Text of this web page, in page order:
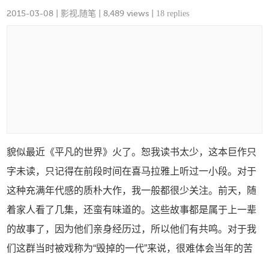
2015-03-08 影视,随笔 | 8,489 views | 18 replies
貌似最近《平凡的世界》火了。恕我读书太少，这本巨作只
字未读，只记得在前段时间在喜马拉雅上听过一小段。对于
这种充满年代感的质朴大作，我一般都很少关注。前天，随
着家人看了几集，还蛮有味道的。这些故事都是属于上一辈
的故事了，因为他们亲身经历过，所以他们有共鸣。对于我
们这群当时被戏称为“毁掉的一代”来说，很难体会当年的苦